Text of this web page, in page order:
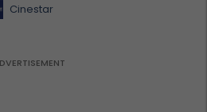
Cinestar